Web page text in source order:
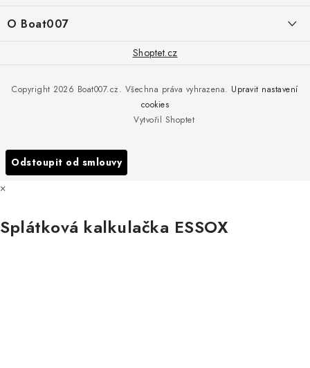
PŘÍJEM/VÝDEJ/SERVIS zakázek
Obchodní podmínky
Podmínky ochrany osobních údajů
O Boat007
Všechny značky
Shoptet.cz
Vytvořil Shoptet
Copyright 2026 Boat007.cz. Všechna práva vyhrazena. Upravit nastavení
cookies
Odstoupit od smlouvy
×
Splátková kalkulačka ESSOX